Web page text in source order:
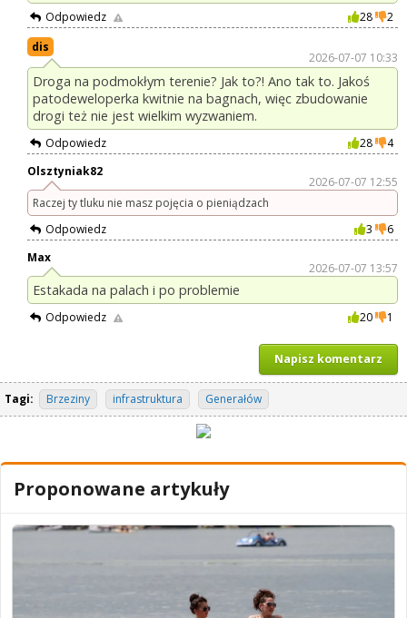
Odpowiedz 28
2
dis
2026-07-07 10:33
Droga na podmokłym terenie? Jak to?! Ano tak to. Jakoś
patodeweloperka kwitnie na bagnach, więc zbudowanie
drogi też nie jest wielkim wyzwaniem.
Odpowiedz 28
4
Olsztyniak82
2026-07-07 12:55
Raczej ty tluku nie masz pojęcia o pieniądzach
Odpowiedz
3
6
Max
2026-07-07 13:57
Estakada na palach i po problemie
Odpowiedz 20 1
Napisz komentarz
Tagi: Brzeziny infrastruktura Generałów
Proponowane artykuły